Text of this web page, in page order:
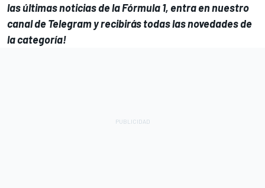
las últimas noticias de laFórmula 1, entra ennuestro
canal de Telegramy recibirás todas las novedades de
la categoría!